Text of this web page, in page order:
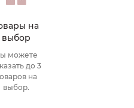
на
выбор
можете
до 3
на
выбор.